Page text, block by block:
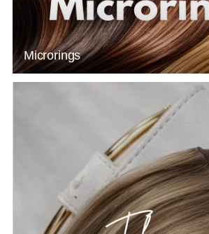
Microrings